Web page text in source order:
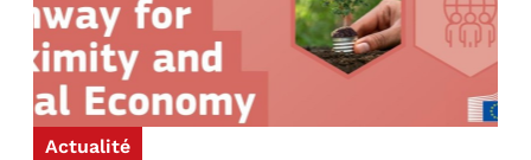
Actualité